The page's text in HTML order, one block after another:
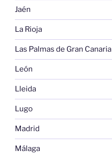
Jaén
La Rioja
Las Palmas de Gran Canaria
León
Lleida
Lugo
Madrid
Málaga